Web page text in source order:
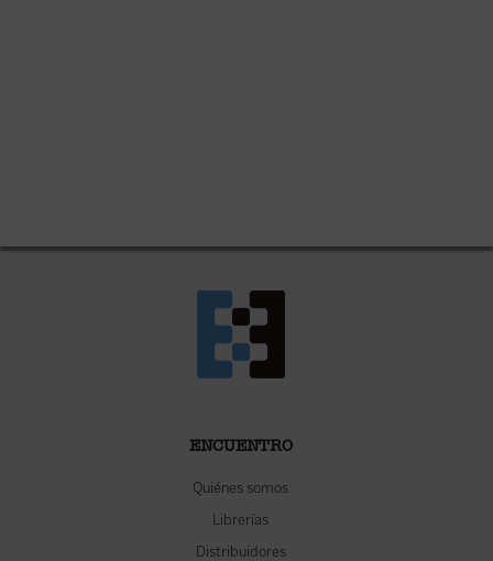
ENCUENTRO
Quiénes somos
Librerías
Distribuidores